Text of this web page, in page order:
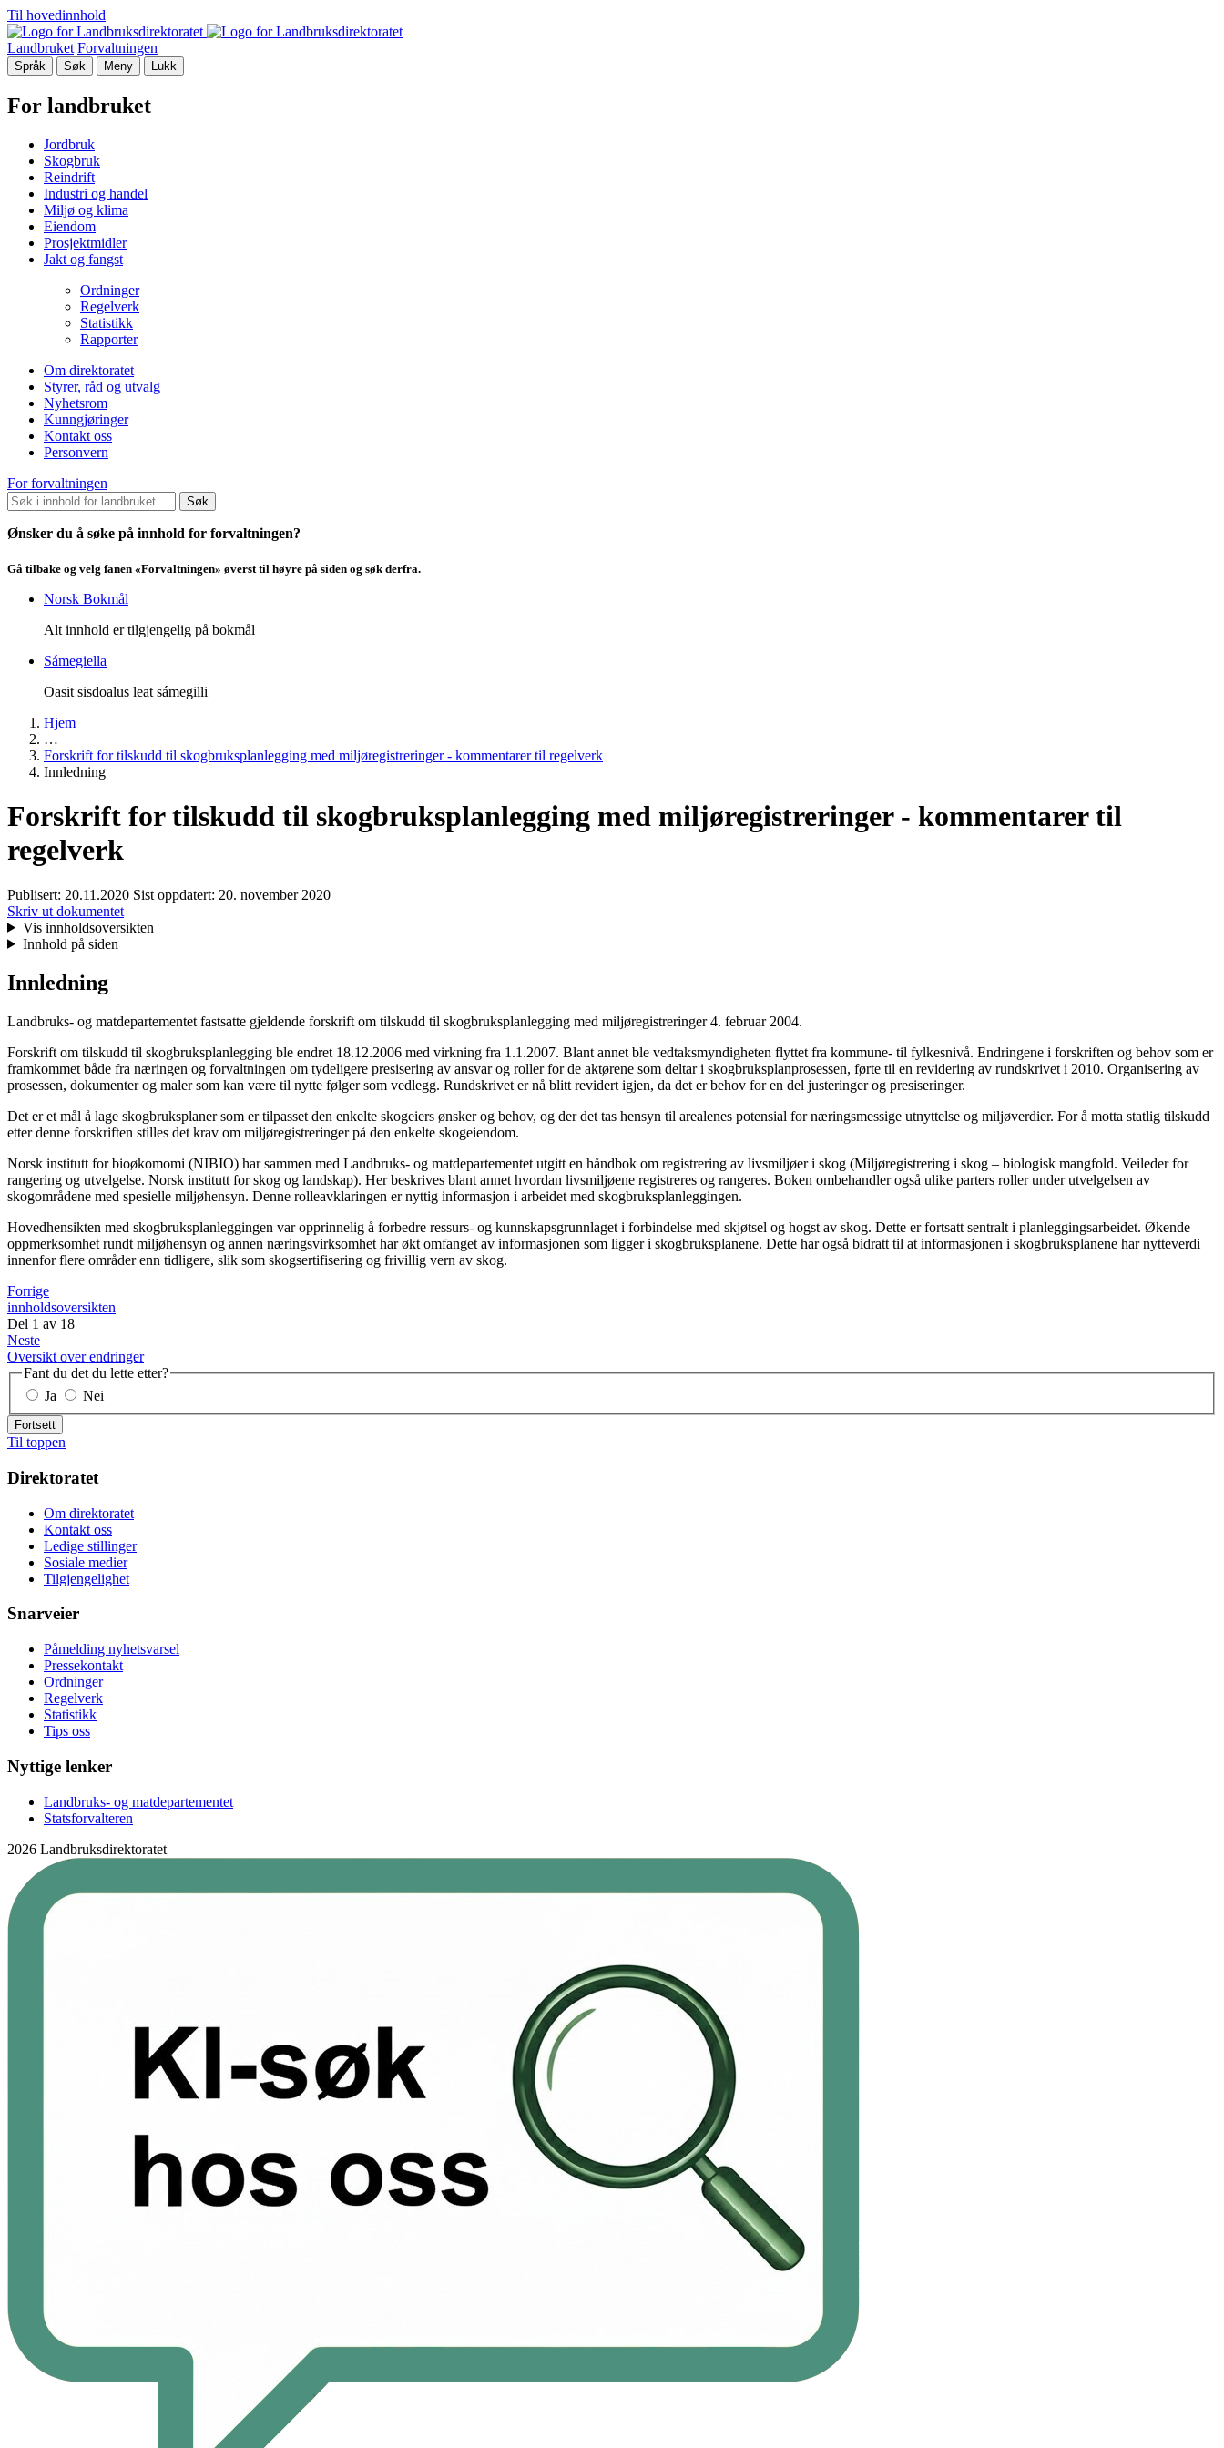
Til hovedinnhold
Landbruket Forvaltningen
Språk Søk Meny Lukk
For landbruket
Jordbruk
Skogbruk
Reindrift
Industri og handel
Miljø og klima
Eiendom
Prosjektmidler
Jakt og fangst
Ordninger
Regelverk
Statistikk
Rapporter
Om direktoratet
Styrer, råd og utvalg
Nyhetsrom
Kunngjøringer
Kontakt oss
Personvern
For forvaltningen
Søk
Ønsker du å søke på innhold for forvaltningen?
Gå tilbake og velg fanen «Forvaltningen» øverst til høyre på siden og søk derfra.
Norsk Bokmål
Alt innhold er tilgjengelig på bokmål
Sámegiella
Oasit sisdoalus leat sámegilli
Hjem
…
Forskrift for tilskudd til skogbruksplanlegging med miljøregistreringer - kommentarer til regelverk
Innledning
Forskrift for tilskudd til skogbruksplanlegging med miljøregistreringer - kommentarer til
regelverk
Publisert: 20.11.2020 Sist oppdatert: 20. november 2020
Skriv ut dokumentet
Vis innholdsoversikten
Innhold på siden
Innledning
Landbruks- og matdepartementet fastsatte gjeldende forskrift om tilskudd til skogbruksplanlegging med miljøregistreringer 4. februar 2004.
Forskrift om tilskudd til skogbruksplanlegging ble endret 18.12.2006 med virkning fra 1.1.2007. Blant annet ble vedtaksmyndigheten flyttet fra kommune- til fylkesnivå. Endringene i forskriften og behov som er
framkommet både fra næringen og forvaltningen om tydeligere presisering av ansvar og roller for de aktørene som deltar i skogbruksplanprosessen, førte til en revidering av rundskrivet i 2010. Organisering av
prosessen, dokumenter og maler som kan være til nytte følger som vedlegg. Rundskrivet er nå blitt revidert igjen, da det er behov for en del justeringer og presiseringer.
Det er et mål å lage skogbruksplaner som er tilpasset den enkelte skogeiers ønsker og behov, og der det tas hensyn til arealenes potensial for næringsmessige utnyttelse og miljøverdier. For å motta statlig tilskudd
etter denne forskriften stilles det krav om miljøregistreringer på den enkelte skogeiendom.
Norsk institutt for bioøkomomi (NIBIO) har sammen med Landbruks- og matdepartementet utgitt en håndbok om registrering av livsmiljøer i skog (Miljøregistrering i skog – biologisk mangfold. Veileder for
rangering og utvelgelse. Norsk institutt for skog og landskap). Her beskrives blant annet hvordan livsmiljøene registreres og rangeres. Boken ombehandler også ulike parters roller under utvelgelsen av
skogområdene med spesielle miljøhensyn. Denne rolleavklaringen er nyttig informasjon i arbeidet med skogbruksplanleggingen.
Hovedhensikten med skogbruksplanleggingen var opprinnelig å forbedre ressurs- og kunnskapsgrunnlaget i forbindelse med skjøtsel og hogst av skog. Dette er fortsatt sentralt i planleggingsarbeidet. Økende
oppmerksomhet rundt miljøhensyn og annen næringsvirksomhet har økt omfanget av informasjonen som ligger i skogbruksplanene. Dette har også bidratt til at informasjonen i skogbruksplanene har nytteverdi
innenfor flere områder enn tidligere, slik som skogsertifisering og frivillig vern av skog.
Forrige
innholdsoversikten
Del 1 av 18
Neste
Oversikt over endringer
Fant du det du lette etter?
Ja
Nei
Fortsett
Til toppen
Direktoratet
Om direktoratet
Kontakt oss
Ledige stillinger
Sosiale medier
Tilgjengelighet
Snarveier
Påmelding nyhetsvarsel
Pressekontakt
Ordninger
Regelverk
Statistikk
Tips oss
Nyttige lenker
Landbruks- og matdepartementet
Statsforvalteren
2026 Landbruksdirektoratet